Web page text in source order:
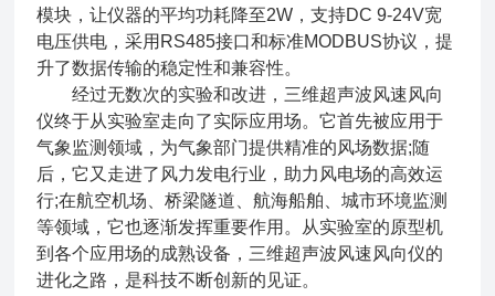
模块，让仪器的平均功耗降至2W，支持DC 9-24V宽
电压供电，采用RS485接口和标准MODBUS协议，提
升了数据传输的稳定性和兼容性。
经过无数次的实验和改进，三维超声波风速风向
仪终于从实验室走向了实际应用场。它首先被应用于
气象监测领域，为气象部门提供精准的风场数据;随
后，它又走进了风力发电行业，助力风电场的高效运
行;在航空机场、桥梁隧道、航海船舶、城市环境监测
等领域，它也逐渐发挥重要作用。从实验室的原型机
到各个应用场的成熟设备，三维超声波风速风向仪的
进化之路，是科技不断创新的见证。